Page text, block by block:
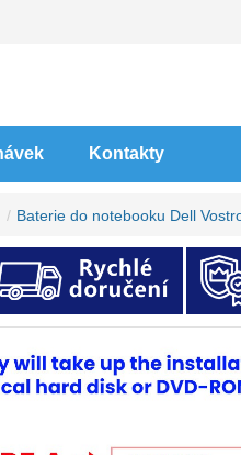
Kontakty
Baterie do notebooku Dell